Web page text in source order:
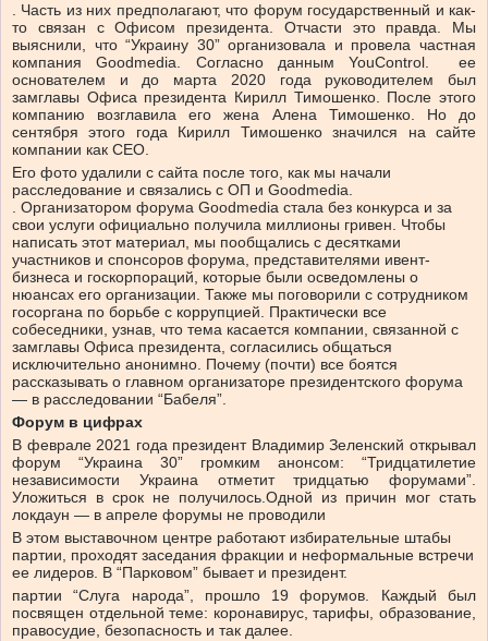
. Часть из них предполагают, что форум государственный и как-
то связан с Офисом президента. Отчасти это правда. Мы
выяснили, что “Украину 30” организовала и провела частная
компания Goodmedia. Согласно данным YouControl. ее
основателем и до марта 2020 годаруководителем был
замглавы Офиса президента Кирилл Тимошенко. После этого
компанию возглавила его жена Алена Тимошенко. Но до
сентября этого года Кирилл Тимошенко значился на сайте
компании как CEO.
Его фото удалили с сайта после того, как мы начали
расследование и связались с ОП и Goodmedia.
. Организатором форума Goodmedia стала без конкурса и за
свои услуги официально получила миллионы гривен. Чтобы
написать этот материал, мы пообщались с десятками
участников и спонсоров форума, представителями ивент-
бизнеса и госкорпораций, которые были осведомлены о
нюансах его организации. Также мы поговорили с сотрудником
госоргана по борьбе с коррупцией. Практически все
собеседники, узнав, что тема касается компании, связанной с
замглавы Офиса президента, согласились общаться
исключительно анонимно. Почему (почти) все боятся
рассказывать о главном организаторе президентского форума
— в расследовании “Бабеля”.
Форум в цифрах
В феврале 2021 года президент Владимир Зеленский открывал
форум “Украина 30” громким анонсом: “Тридцатилетие
независимости Украина отметит тридцатью форумами”.
Уложиться в срок не получилось.Одной из причин мог стать
локдаун — в апреле форумы не проводили
В этом выставочном центре работают избирательные штабы
партии, проходят заседания фракции и неформальные встречи
ее лидеров. В “Парковом” бывает и президент.
партии “Слуга народа”, прошло 19 форумов. Каждый был
посвящен отдельной теме: коронавирус, тарифы, образование,
правосудие, безопасность и так далее.